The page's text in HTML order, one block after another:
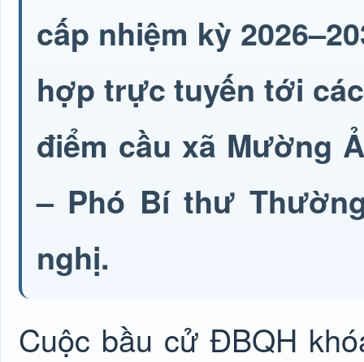
cấp nhiệm kỳ
hợp trực tuyến tới
điểm cầu xã Mường
– Phó Bí thư
nghị.
Cuộc bầu cử ĐBQH